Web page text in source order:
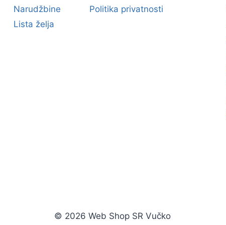
Narudžbine
Lista želja
Politika privatnosti
© 2026 Web Shop SR Vučko